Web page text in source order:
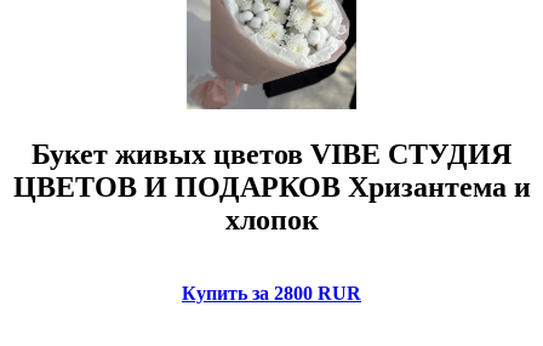
Букет живых цветов VIBE СТУДИЯ
ЦВЕТОВ И ПОДАРКОВ Хризантема и
хлопок
Купить за 2800 RUR